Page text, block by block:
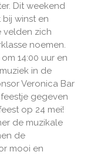
Dit weekend
winst en
velden zich
noemen.
14:00 uur en
in de
Veronica Bar
gegeven
op 24 mei!
de muzikale
de
mooi en